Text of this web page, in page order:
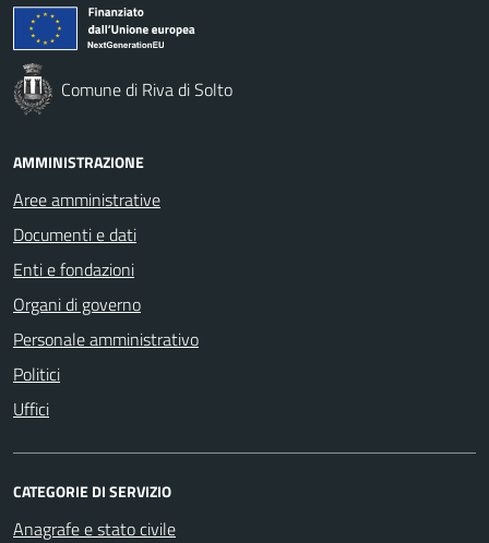
Comune di Riva di Solto
AMMINISTRAZIONE
Aree amministrative
Documenti e dati
Enti e fondazioni
Organi di governo
Personale amministrativo
Politici
Uffici
CATEGORIE DI SERVIZIO
Anagrafe e stato civile